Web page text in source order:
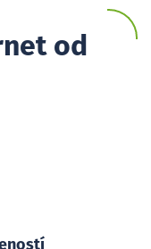
od